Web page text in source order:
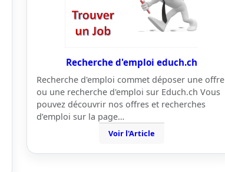
Recherche d'emploi educh.ch
Recherche d'emploi commet déposer une offre
ou une recherche d'emploi sur Educh.ch Vous
pouvez découvrir nos offres et recherches
d’emploi sur la page…
Voir l'Article